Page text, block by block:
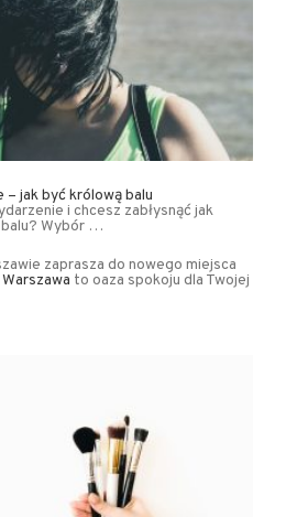
– jak być królową balu
i chcesz zabłysnąć jak
Wybór …
zaprasza do nowego miejsca
to oaza spokoju dla Twojej